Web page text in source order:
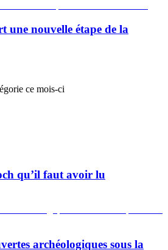
une nouvelle étape de la
ce mois-ci
qu’il faut avoir lu
archéologiques sous la